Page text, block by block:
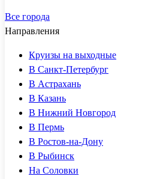
Все города
Направления
Круизы на выходные
В Санкт-Петербург
В Астрахань
В Казань
В Нижний Новгород
В Пермь
В Ростов-на-Дону
В Рыбинск
На Соловки